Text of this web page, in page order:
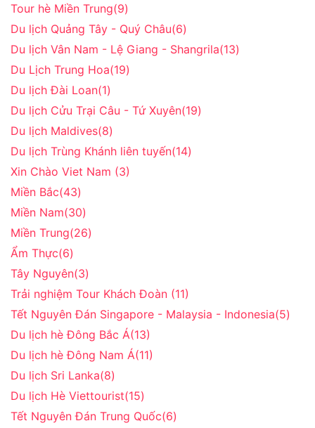
Tour hè Miền Trung(9)
Du lịch Quảng Tây - Quý Châu(6)
Du lịch Vân Nam - Lệ Giang - Shangrila(13)
Du Lịch Trung Hoa(19)
Du lịch Đài Loan(1)
Du lịch Cửu Trại Câu - Tứ Xuyên(19)
Du lịch Maldives(8)
Du lịch Trùng Khánh liên tuyến(14)
Xin Chào Viet Nam (3)
Miền Bắc(43)
Miền Nam(30)
Miền Trung(26)
Ẩm Thực(6)
Tây Nguyên(3)
Trải nghiệm Tour Khách Đoàn (11)
Tết Nguyên Đán Singapore - Malaysia - Indonesia(5)
Du lịch hè Đông Bắc Á(13)
Du lịch hè Đông Nam Á(11)
Du lịch Sri Lanka(8)
Du lịch Hè Viettourist(15)
Tết Nguyên Đán Trung Quốc(6)